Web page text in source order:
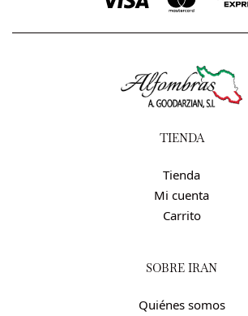
TIENDA
Tienda
Mi cuenta
Carrito
SOBRE IRÁN
Quiénes somos